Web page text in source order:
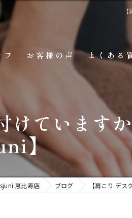
フ お客様の声 よくある
けています
】
恵比寿店 ブログ 【肩こり デ